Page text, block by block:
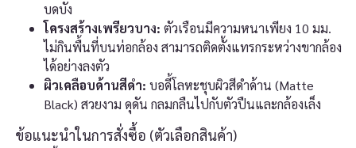
บดบัง
โครงสร้างเพรียวบาง: ตัวเรือนมีความหนาเพียง 10 มม.
ไม่กินพื้นที่บนท่อกล้อง สามารถติดตั้งแทรกระหว่างขากล้อง
ได้อย่างลงตัว
ผิวเคลือบด้านสีดำ: บอดี้โลหะชุบผิวสีดำด้าน (Matte
Black) สวยงาม ดุดัน กลมกลืนไปกับตัวปืนและกล้องเล็ง
️ ข้อแนะนำในการสั่งซื้อ (ตัวเลือกสินค้า)